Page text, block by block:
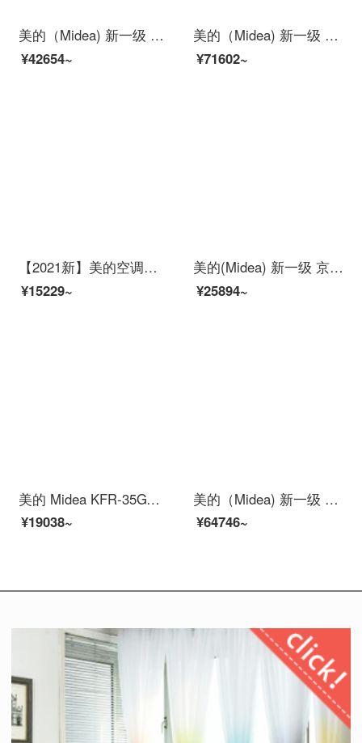
美的（Midea) 新一级 智行 智能家电 变频冷暖 2匹客厅圆柱空调立式柜机KFR-51LW/BP3DN8Y-YH200(1)
¥42654~
美的（Midea) 新一级 舒适星 专利无风感空调 智能家电 变频冷暖 3匹客厅圆柱空调立式柜机 KFR-72LW/N8MWA1
¥71602~
【2021新】美的空调挂机 高温蒸汽自洁 独立除湿 智能 新能效壁挂式空调 APP静音节能 变频更省电 冷暖两用 大1匹-适用11-17㎡
¥15229~
美的(Midea) 新一级 京锦 智能家电 变频冷暖 1.5匹壁挂式空调KFR-35GW/BDN8Y-QJ200(1)
¥25894~
美的 Midea KFR-35GW/N8MHA1 新一级能效大1.5匹WIFI智能节能变频冷暖极光先锋一键防直吹壁挂式空调挂机
¥19038~
美的（Midea) 新一级 钰行 智能家电 变频冷暖 智能语音空调 3匹客厅圆柱空调立式柜机KFR-72LW/N8MZA1
¥64746~